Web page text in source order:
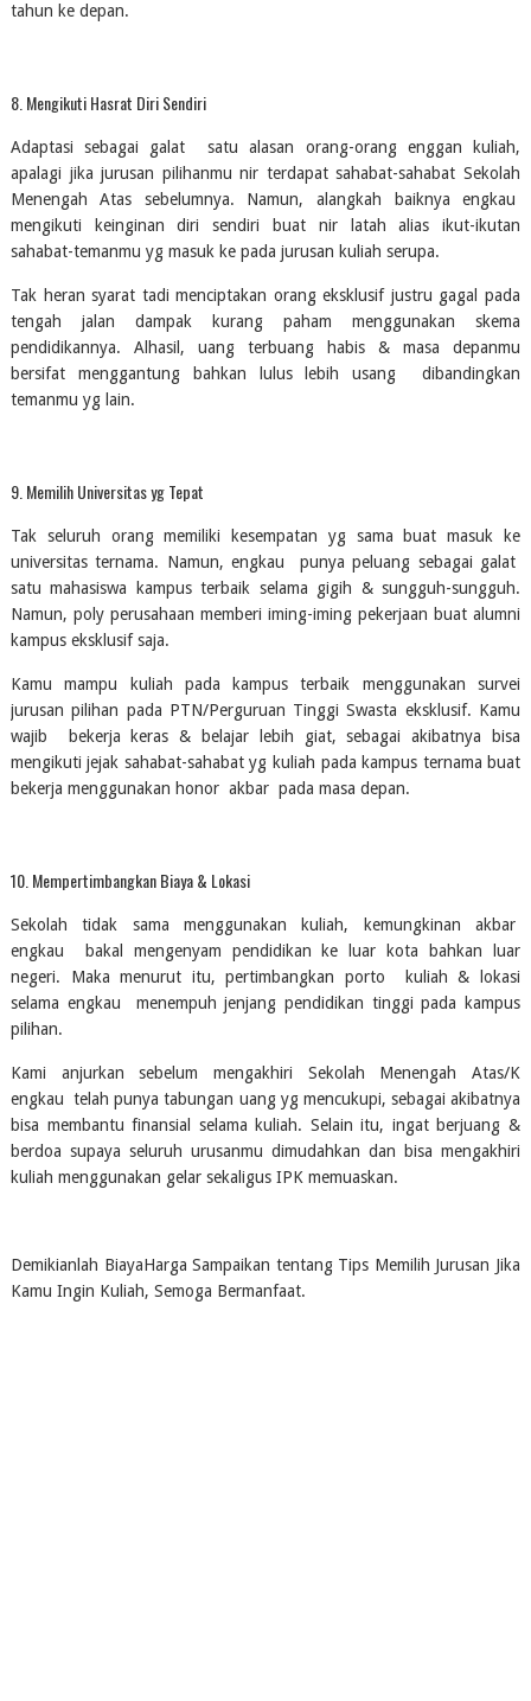
tahun ke depan.
8. Mengikuti Hasrat Diri Sendiri
Adaptasi sebagai galat  satu alasan orang-orang enggan kuliah,
apalagi jika jurusan pilihanmu nir terdapat sahabat-sahabat Sekolah
Menengah Atas sebelumnya. Namun, alangkah baiknya engkau
mengikuti keinginan diri sendiri buat nir latah alias ikut-ikutan
sahabat-temanmu yg masuk ke pada jurusan kuliah serupa.
Tak heran syarat tadi menciptakan orang eksklusif justru gagal pada
tengah jalan dampak kurang paham menggunakan skema
pendidikannya. Alhasil, uang terbuang habis & masa depanmu
bersifat menggantung bahkan lulus lebih usang  dibandingkan
temanmu yg lain.
9. Memilih Universitas yg Tepat
Tak seluruh orang memiliki kesempatan yg sama buat masuk ke
universitas ternama. Namun, engkau  punya peluang sebagai galat
satu mahasiswa kampus terbaik selama gigih & sungguh-sungguh.
Namun, poly perusahaan memberi iming-iming pekerjaan buat alumni
kampus eksklusif saja.
Kamu mampu kuliah pada kampus terbaik menggunakan survei
jurusan pilihan pada PTN/Perguruan Tinggi Swasta eksklusif. Kamu
wajib  bekerja keras & belajar lebih giat, sebagai akibatnya bisa
mengikuti jejak sahabat-sahabat yg kuliah pada kampus ternama buat
bekerja menggunakan honor  akbar  pada masa depan.
10. Mempertimbangkan Biaya & Lokasi
Sekolah tidak sama menggunakan kuliah, kemungkinan akbar
engkau  bakal mengenyam pendidikan ke luar kota bahkan luar
negeri. Maka menurut itu, pertimbangkan porto  kuliah & lokasi
selama engkau  menempuh jenjang pendidikan tinggi pada kampus
pilihan.
Kami anjurkan sebelum mengakhiri Sekolah Menengah Atas/K
engkau  telah punya tabungan uang yg mencukupi, sebagai akibatnya
bisa membantu finansial selama kuliah. Selain itu, ingat berjuang &
berdoa supaya seluruh urusanmu dimudahkan dan bisa mengakhiri
kuliah menggunakan gelar sekaligus IPK memuaskan.
Demikianlah BiayaHarga Sampaikan tentang Tips Memilih Jurusan Jika
Kamu Ingin Kuliah, Semoga Bermanfaat.